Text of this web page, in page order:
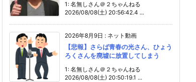
1: 名無しさん＠２ちゃんねる
2026/08/08(土) 20:56:42.4 ...
2026年8月9日 : ネット動画
【悲報】さらば青春の光さん、ひょう
ろくさんを廃墟に放置してしまう
1: 名無しさん＠２ちゃんねる
2026/08/08(土) 20:50:19.1 ...